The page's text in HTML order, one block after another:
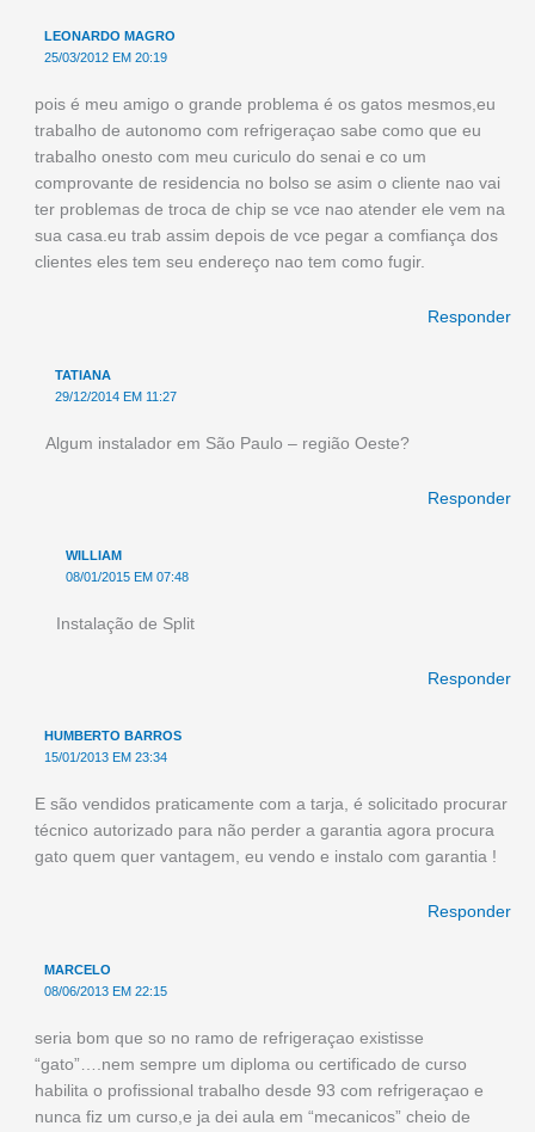
LEONARDO MAGRO
25/03/2012 EM 20:19
pois é meu amigo o grande problema é os gatos mesmos,eu
trabalho de autonomo com refrigeraçao sabe como que eu
trabalho onesto com meu curiculo do senai e co um
comprovante de residencia no bolso se asim o cliente nao vai
ter problemas de troca de chip se vce nao atender ele vem na
sua casa.eu trab assim depois de vce pegar a comfiança dos
clientes eles tem seu endereço nao tem como fugir.
Responder
TATIANA
29/12/2014 EM 11:27
Algum instalador em São Paulo – região Oeste?
Responder
WILLIAM
08/01/2015 EM 07:48
Instalação de Split
Responder
HUMBERTO BARROS
15/01/2013 EM 23:34
E são vendidos praticamente com a tarja, é solicitado procurar
técnico autorizado para não perder a garantia agora procura
gato quem quer vantagem, eu vendo e instalo com garantia !
Responder
MARCELO
08/06/2013 EM 22:15
seria bom que so no ramo de refrigeraçao existisse
“gato”….nem sempre um diploma ou certificado de curso
habilita o profissional trabalho desde 93 com refrigeraçao e
nunca fiz um curso,e ja dei aula em “mecanicos” cheio de